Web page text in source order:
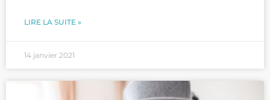
LIRE LA SUITE »
14 janvier 2021